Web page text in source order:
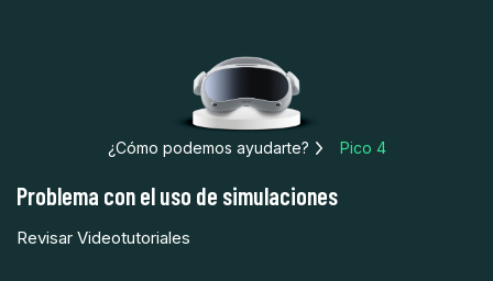
¿Cómo podemos ayudarte? Pico 4
Problema con el uso de simulaciones
Revisar Videotutoriales